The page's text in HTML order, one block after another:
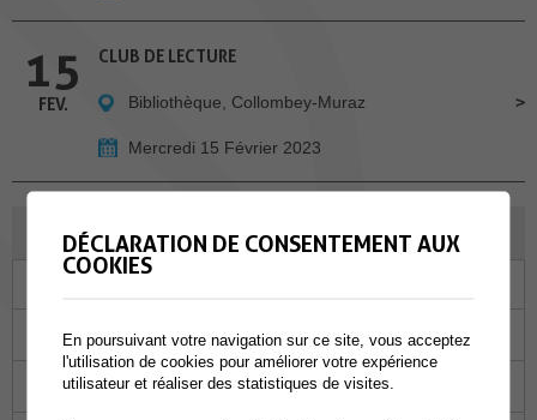
15
FEV.
CLUB DE LECTURE
Bibliothèque, Collombey-Muraz
Mercredi 15 Février 2023
MAI 2023
02 03 04 05 06
09 10 11 12
DÉCLARATION DE CONSENTEMENT AUX
COOKIES
En poursuivant votre navigation sur ce site, vous acceptez
l'utilisation de cookies pour améliorer votre expérience
utilisateur et réaliser des statistiques de visites.